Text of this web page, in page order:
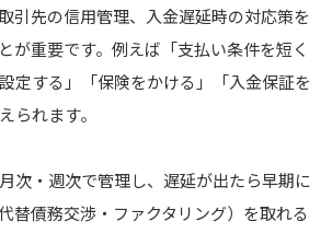
引先の信用管理、入金遅延時の対応策を
が重要です。例えば「支払い条件を短く
定する」「保険をかける」「入金保証を
られます。
次・週次で管理し、遅延が出たら早期に
替債務交渉・ファクタリング）を取れる